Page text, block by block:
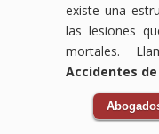
existe una
las lesiones
mortales.
Accidentes